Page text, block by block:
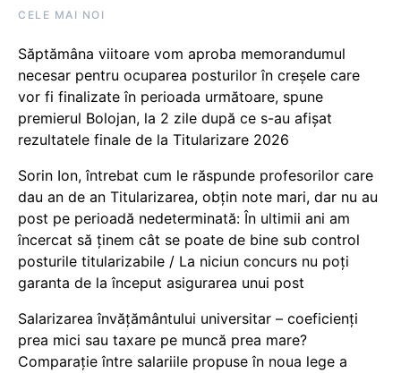
CELE MAI NOI
Săptămâna viitoare vom aproba memorandumul
necesar pentru ocuparea posturilor în creșele care
vor fi finalizate în perioada următoare, spune
premierul Bolojan, la 2 zile după ce s-au afișat
rezultatele finale de la Titularizare 2026
Sorin Ion, întrebat cum le răspunde profesorilor care
dau an de an Titularizarea, obțin note mari, dar nu au
post pe perioadă nedeterminată: În ultimii ani am
încercat să ținem cât se poate de bine sub control
posturile titularizabile / La niciun concurs nu poți
garanta de la început asigurarea unui post
Salarizarea învățământului universitar – coeficienți
prea mici sau taxare pe muncă prea mare?
Comparație între salariile propuse în noua lege a